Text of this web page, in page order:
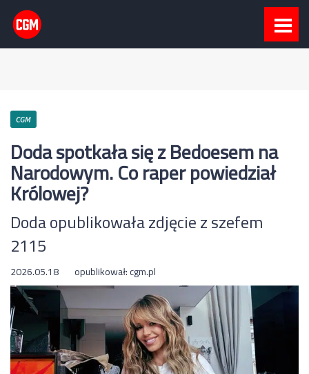
CGM
Doda spotkała się z Bedoesem na
Narodowym. Co raper powiedział
Królowej?
Doda opublikowała zdjęcie z szefem
2115
2026.05.18 opublikował:cgm.pl